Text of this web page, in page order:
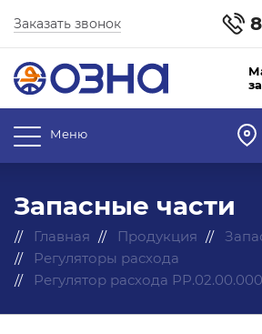
Заказать звонок
Меню
Запасные части
Главная Продукция
Регуляторы расхода
Регулятор расхода РР.02.00.000